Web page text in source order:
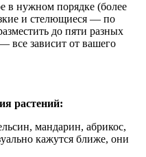
в нужном порядке (более
и стелющиеся — по
до пяти разных
все зависит от вашего
растений:
мандарин, абрикос,
кажутся ближе, они